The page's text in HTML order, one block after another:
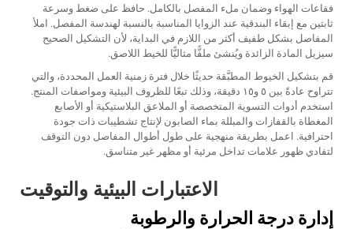
فقاعات الهواء وضمان ملء المفصل بالكامل. حافظ على ضغط وسرعة
ثابتين مع إبقاء البندقية عند الزوايا المناسبة بالنسبة لهندسة المفصل. املأ
المفاصل بشكل طفيف أكثر من اللازم في البداية، لأن التشكيل الصحيح
سيزيل المادة الزائدة ويُنشئ ملفًّا مثاليًّا للخيط اللاصق.
قم بتشكيل الخيوط المطبَّقة حديثًا خلال فترة زمنية العمل المحددة، والتي
تتراوح عادةً بين ٥ و١٥ دقيقة، وذلك تبعًا للظروف البيئية ومواصفات المنتج.
استخدم أدوات التسوية المتخصصة أو الملاعق البلاستيكية أو الأصابع
المغطاة بالقفازات والمبللة بماء الصابون لإنتاج تشطيبات ذات جودة
احترافية. اعمل بطريقة منهجية على طول أطوال المفاصل دون التوقف
لتفادي ظهور علامات تداخل مرئية أو مظهر غير متناسق.
الاعتبارات البيئية والتوقيت
إدارة درجة الحرارة والرطوبة